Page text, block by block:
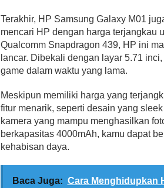
Terakhir, HP Samsung Galaxy M01
mencari HP dengan harga terjangkau
Qualcomm Snapdragon 439, HP ini
lancar. Dibekali dengan layar 5.71
game dalam waktu yang lama.
Meskipun memiliki harga yang
fitur menarik, seperti desain yang
kamera yang mampu menghasilkan
berkapasitas 4000mAh, kamu dapat
kehabisan daya.
Baca Juga: Cara Menghidupkan